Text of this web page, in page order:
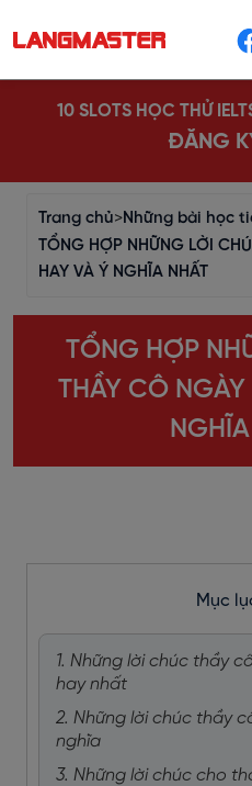
10 SLOTS HỌC THỬ
ĐĂNG
Trang chủ>Những bài học
TỔNG HỢP NHỮNG LỜI
HAY VÀ Ý NGHĨA NHẤT
TỔNG HỢP
THẦY CÔ
Mục
1. Những lời chúc thầy
hay nhất
2. Những lời chúc thầy
nghĩa
3. Những lời chúc cho